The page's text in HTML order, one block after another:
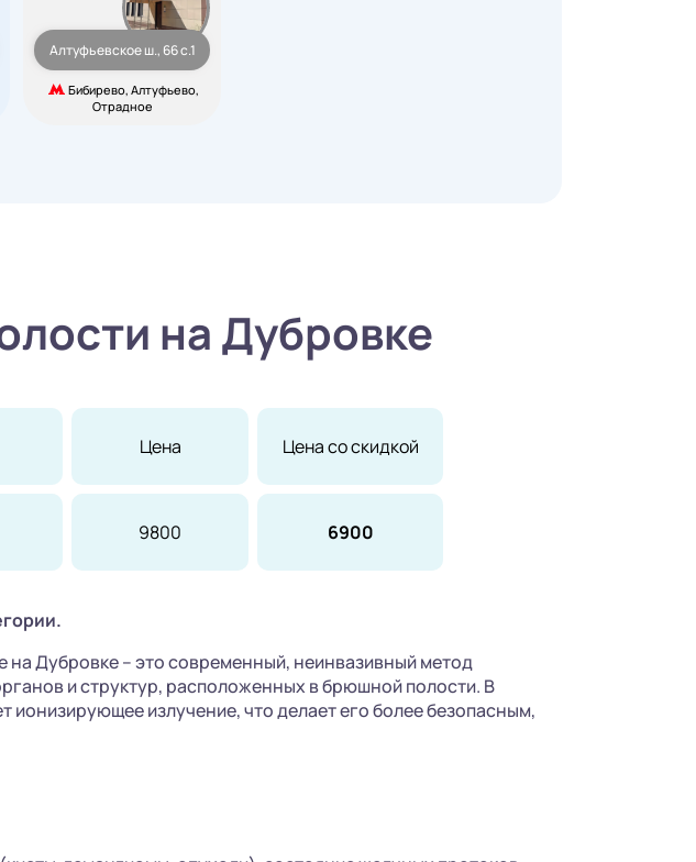
Алтуфьевское ш., 66 с.1
Бибирево, Алтуфьево,
Отрадное
на Дубровке
Цена Цена со скидкой
9800 6900
Дубровке – это современный, неинвазивный метод
и структур, расположенных в брюшной полости. В
излучение, что делает его более безопасным,